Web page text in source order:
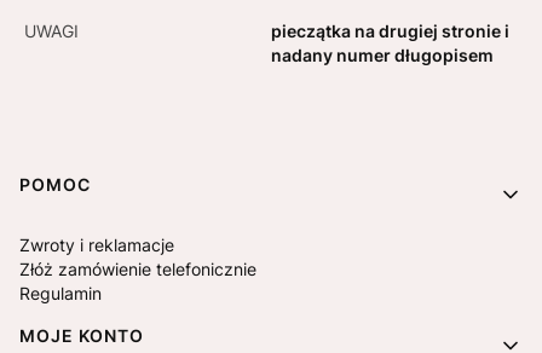
UWAGI
pieczątka na drugiej stronie i
nadany numer długopisem
Linki w stopce
POMOC
Zwroty i reklamacje
Złóż zamówienie telefonicznie
Regulamin
MOJE KONTO